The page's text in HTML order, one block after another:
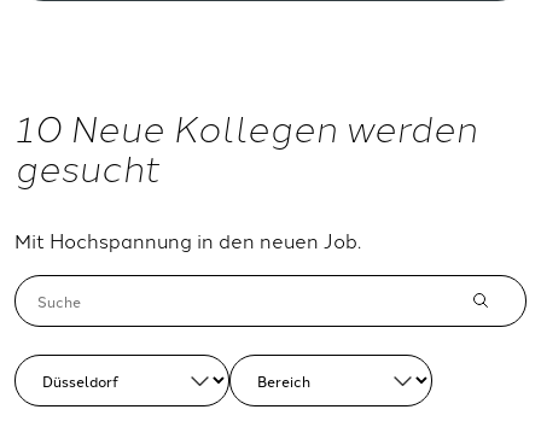
10 Neue Kollegen werden
gesucht
Mit Hochspannung in den neuen Job.